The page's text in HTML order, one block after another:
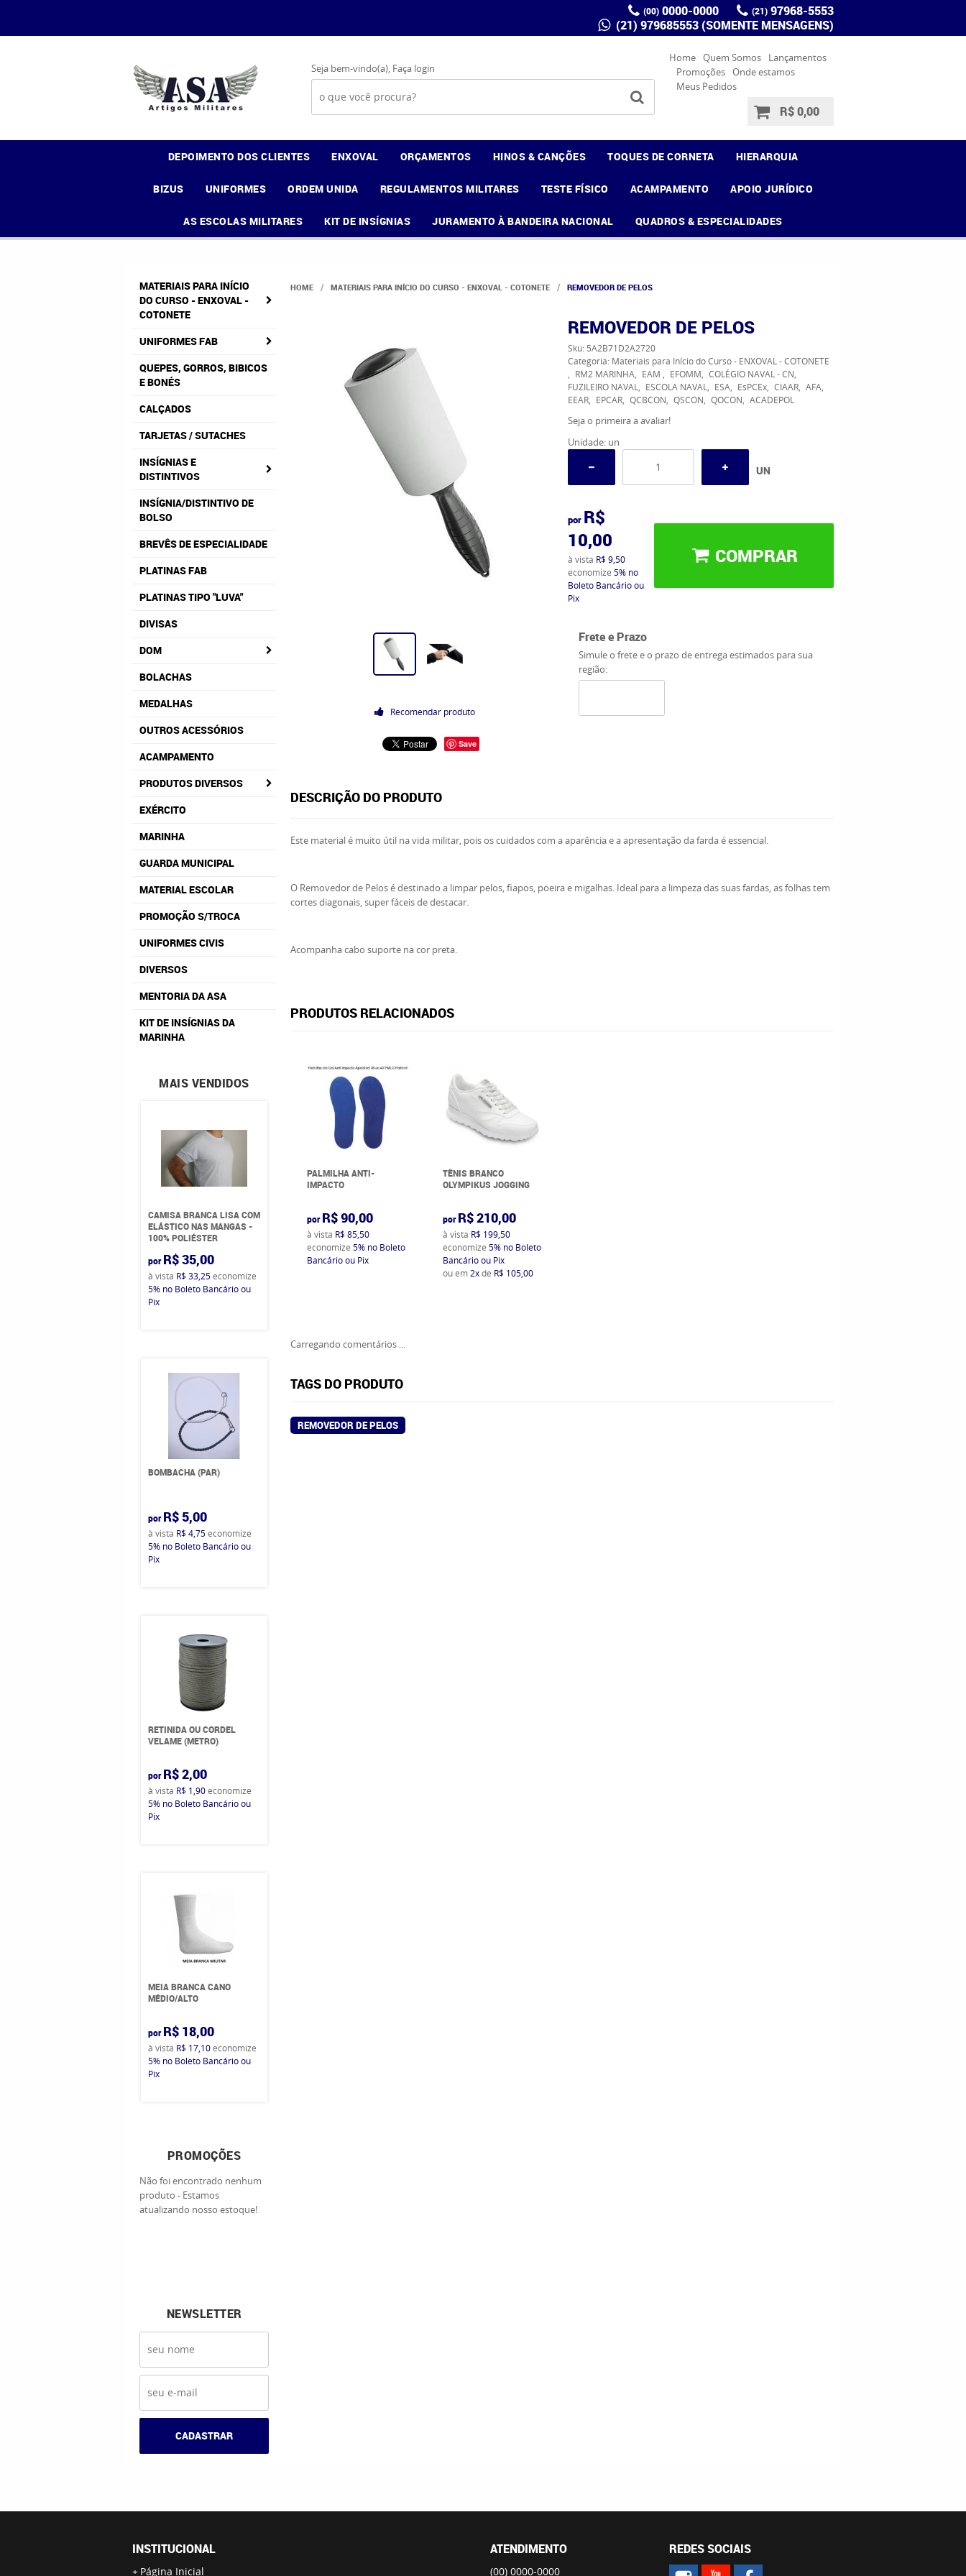
(00) 0000-0000 (21) 97968-5553
(21) 979685553 (SOMENTE MENSAGENS)
Seja bem-vindo(a), Faça login
Home Quem Somos
Lançamentos
Promoções Onde estamos
Meus Pedidos
R$ 0,00
DEPOIMENTO DOS CLIENTES ENXOVAL ORÇAMENTOS HINOS & CANÇÕES TOQUES DE CORNETA HIERARQUIA
BIZUS UNIFORMES ORDEM UNIDA REGULAMENTOS MILITARES TESTE FÍSICO ACAMPAMENTO APOIO JURÍDICO
AS ESCOLAS MILITARES KIT DE INSÍGNIAS JURAMENTO À BANDEIRA NACIONAL QUADROS & ESPECIALIDADES
MATERIAIS PARA INÍCIO
DO CURSO - ENXOVAL -
COTONETE
UNIFORMES FAB
QUEPES, GORROS, BIBICOS
E BONÉS
CALÇADOS
TARJETAS / SUTACHES
INSÍGNIAS E
DISTINTIVOS
INSÍGNIA/DISTINTIVO DE
BOLSO
BREVÊS DE ESPECIALIDADE
PLATINAS FAB
PLATINAS TIPO "LUVA"
DIVISAS
DOM
BOLACHAS
MEDALHAS
OUTROS ACESSÓRIOS
ACAMPAMENTO
PRODUTOS DIVERSOS
EXÉRCITO
MARINHA
GUARDA MUNICIPAL
MATERIAL ESCOLAR
PROMOÇÃO S/TROCA
UNIFORMES CIVIS
DIVERSOS
MENTORIA DA ASA
KIT DE INSÍGNIAS DA
MARINHA
MAIS VENDIDOS
CAMISA BRANCA LISA COM
ELÁSTICO NAS MANGAS -
100% POLIÉSTER
por R$ 35,00
à vista R$ 33,25economize
5% no Boleto Bancário ou
Pix
BOMBACHA (PAR)
por R$ 5,00
à vista R$ 4,75economize
5% no Boleto Bancário ou
Pix
RETINIDA OU CORDEL
VELAME (METRO)
por R$ 2,00
à vista R$ 1,90economize
5% no Boleto Bancário ou
Pix
MEIA BRANCA CANO
MÉDIO/ALTO
por R$ 18,00
à vista R$ 17,10economize
5% no Boleto Bancário ou
Pix
PROMOÇÕES
Não foi encontrado nenhum
produto - Estamos
atualizando nosso estoque!
NEWSLETTER
CADASTRAR
HOME MATERIAIS PARA INÍCIO DO CURSO - ENXOVAL - COTONETE REMOVEDOR DE PELOS
Recomendar produto
Save
REMOVEDOR DE PELOS
Sku: 5A2B71D2A2720
Categoria: Materiais para Início do Curso - ENXOVAL - COTONETE
RM2 MARINHA
EAM EFOMM
COLÉGIO NAVAL - CN
FUZILEIRO NAVAL
ESCOLA NAVAL ESA EsPCEx CIAAR
AFA
EEAR
EPCAR QCBCON QSCON QOCON ACADEPOL
Seja o primeira a avaliar!
Unidade: un
UN
por R$
10,00
à vista R$ 9,50
economize 5% no
Boleto Bancário ou
Pix
COMPRAR
Frete e Prazo
Simule o frete e o prazo de entrega estimados para sua
região:
DESCRIÇÃO DO PRODUTO
Este material é muito útil na vida militar, pois os cuidados com a aparência e a apresentação da farda é essencial.
O Removedor de Pelos é destinado a limpar pelos, fiapos, poeira e migalhas. Ideal para a limpeza das suas fardas, as folhas tem
cortes diagonais, super fáceis de destacar.
Acompanha cabo suporte na cor preta.
PRODUTOS RELACIONADOS
PALMILHA ANTI-
IMPACTO
por R$ 90,00
à vista R$ 85,50
economize 5% no Boleto
Bancário ou Pix
TÊNIS BRANCO
OLYMPIKUS JOGGING
por R$ 210,00
à vista R$ 199,50
economize 5% no Boleto
Bancário ou Pix
ou em 2xde R$ 105,00
Carregando comentários ...
TAGS DO PRODUTO
REMOVEDOR DE PELOS
INSTITUCIONAL
Página Inicial
ATENDIMENTO
(00) 0000-0000
REDES SOCIAIS